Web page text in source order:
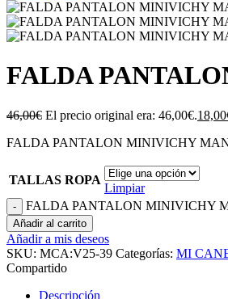
FALDA
46,00€ El precio original era: 46,00€.18,00
FALDA PANTALON MINIVICHY
TALLAS ROPA
Limpiar
FALDA PANTALON MINIVICHY
Añadir al carrito
Añadir a mis deseos
SKU: MCA:V25-39 Categorías: MI
Compartido
Descripción